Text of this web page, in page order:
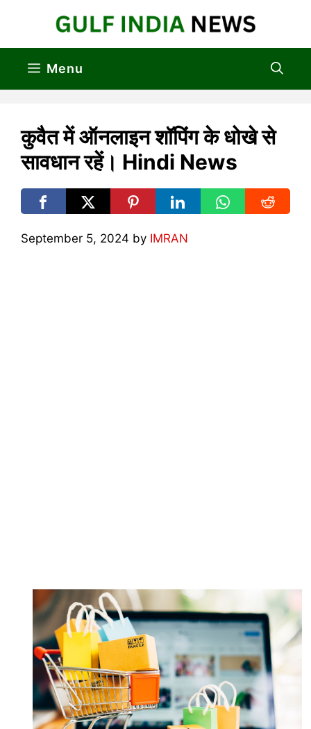
Menu
कुवैत में ऑनलाइन शॉपिंग के धोखे से
सावधान रहें। Hindi News
September 5, 2024 by IMRAN